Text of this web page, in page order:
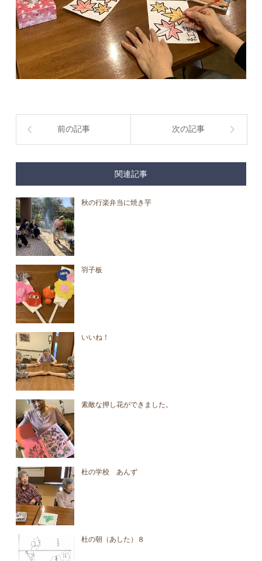
前の記事 次の記事
関連記事
秋の行楽弁当に焼き芋
羽子板
いいね！
素敵な押し花ができました。
杜の学校 あんず
杜の朝（あした）８